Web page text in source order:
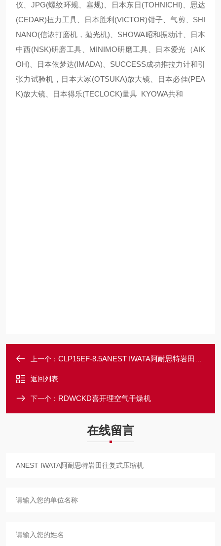
仪、JPG(螺纹环规、塞规)、日本东日(TOHNICHI)、思达
(CEDAR)扭力工具、日本胜利(VICTOR)钳子、气剪、SHI
NANO(信浓打磨机，抛光机)、SHOWA昭和振动计、日本
中西(NSK)研磨工具、MINIMO研磨工具、日本爱光（AIK
OH)、日本依梦达(IMADA)、SUCCESS成功推拉力计和引
张力试验机，日本大冢(OTSUKA)放大镜、日本必佳(PEA
K)放大镜、日本得乐(TECLOCK)量具 KYOWA共和
上一个： CLP15EF-8.5ANEST IWATA阿耐思特岩田往复式压缩机
返回列表
下一个： RDWCKD喜开理空气干燥机
在线留言